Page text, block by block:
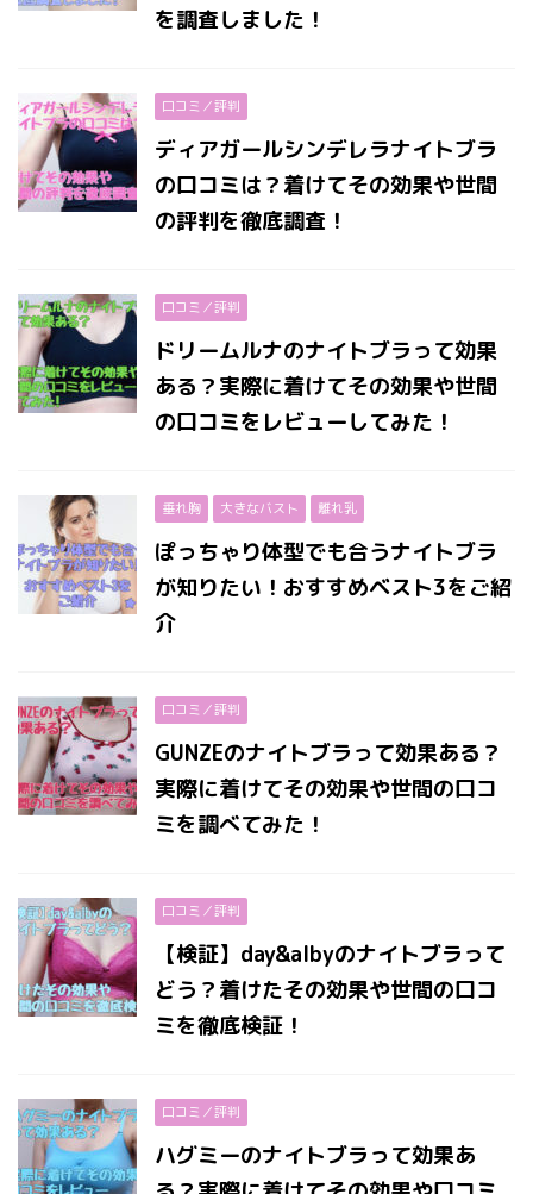
を調査しました！
口コミ／評判
ディアガールシンデレラナイトブラ
の口コミは？着けてその効果や世間
の評判を徹底調査！
口コミ／評判
ドリームルナのナイトブラって効果
ある？実際に着けてその効果や世間
の口コミをレビューしてみた！
垂れ胸 大きなバスト 離れ乳
ぽっちゃり体型でも合うナイトブラ
が知りたい！おすすめベスト3をご紹
介
口コミ／評判
GUNZEのナイトブラって効果ある？
実際に着けてその効果や世間の口コ
ミを調べてみた！
口コミ／評判
【検証】day&albyのナイトブラって
どう？着けたその効果や世間の口コ
ミを徹底検証！
口コミ／評判
ハグミーのナイトブラって効果あ